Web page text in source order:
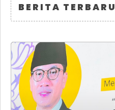
BERITA TERBARU